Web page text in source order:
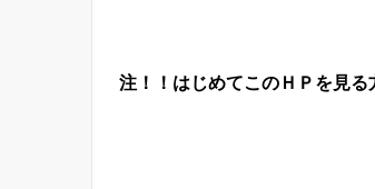
注！！はじめてこのＨＰを見